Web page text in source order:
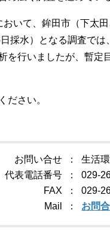
いて、鉾田市（下太
採水）となる調査で
を行いましたが、暫
ださい。
お問い合せ
生活
代表電話番号
029-
FAX
029-
Mail
お問